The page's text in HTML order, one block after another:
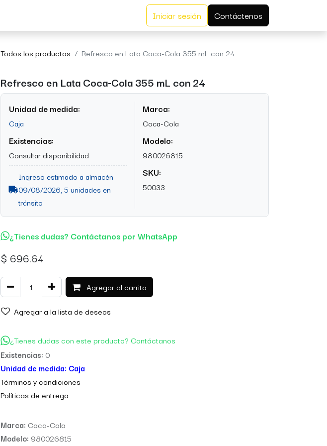
Iniciar sesión Contáctenos
Todos los productos Refresco en Lata Coca-Cola 355 mL con 24
Refresco en Lata Coca-Cola 355 mL con 24
Unidad de medida:
Caja
Existencias:
Consultar disponibilidad
Ingreso estimado a almacén:
09/08/2026, 5 unidades en
tránsito
Marca:
Coca-Cola
Modelo:
980026815
SKU:
50033
¿Tienes dudas? Contáctanos por WhatsApp
$ 696.64
Agregar al carrito
Agregar a la lista de deseos
¿Tienes dudas con este producto? Contáctanos
Existencias: 0
Unidad de medida: Caja
Términos y condiciones
Políticas de entrega
Marca: Coca-Cola
Modelo: 980026815